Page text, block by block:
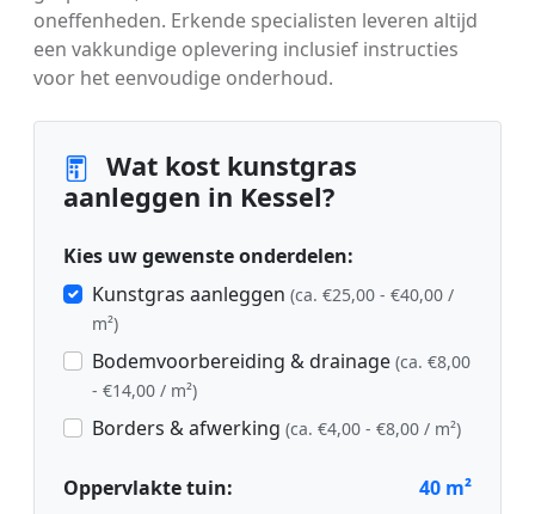
oneffenheden. Erkende specialisten leveren altijd
een vakkundige oplevering inclusief instructies
voor het eenvoudige onderhoud.
Wat kost kunstgras
aanleggen in Kessel?
Kies uw gewenste onderdelen:
Kunstgras aanleggen (ca. €25,00 - €40,00 /
m²)
Bodemvoorbereiding & drainage (ca. €8,00
- €14,00 / m²)
Borders & afwerking (ca. €4,00 - €8,00 / m²)
Oppervlakte tuin: 40 m²